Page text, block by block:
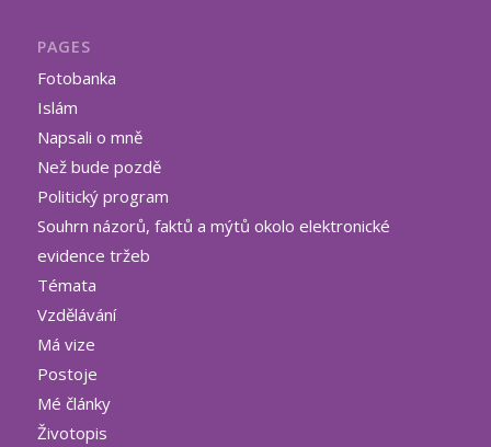
PAGES
Fotobanka
Islám
Napsali o mně
Než bude pozdě
Politický program
Souhrn názorů, faktů a mýtů okolo elektronické
evidence tržeb
Témata
Vzdělávání
Má vize
Postoje
Mé články
Životopis